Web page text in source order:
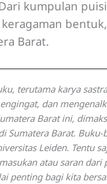
kumpulan
Barat.
terutama karya
dan
Barat ini,
Sumatera Barat.
Leiden. Tentu
atau saran dari
penting bagi kita